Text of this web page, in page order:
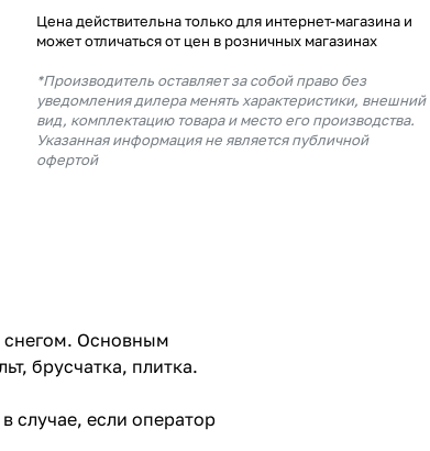
Цена действительна только для интернет-магазина и
может отличаться от цен в розничных магазинах
*Производитель оставляет за собой право без
уведомления дилера менять характеристики, внешний
вид, комплектацию товара и место его производства.
Указанная информация не является публичной
офертой
снегом. Основным
брусчатка, плитка.
случае, если оператор